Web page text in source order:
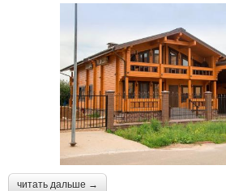
читать дальше →